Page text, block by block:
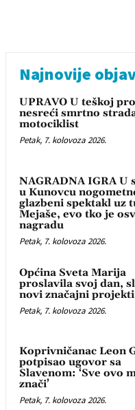
Najnovije
UPRAVO U teškoj
nesreći smrtno
motociklist
Petak, 7. kolovoza 2026.
NAGRADNA IGRA U
u Kunovcu
glazbeni spektakl uz
Mejaše, evo tko je
nagradu
Petak, 7. kolovoza 2026.
Općina Sveta Marija
proslavila svoj dan,
novi značajni projekti
Petak, 7. kolovoza 2026.
Koprivničanac Leon
potpisao ugovor sa
Slavenom: ‘Sve ovo
znači’
Petak, 7. kolovoza 2026.